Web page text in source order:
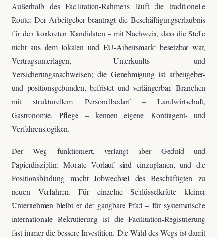
Außerhalb des Facilitation-Rahmens läuft die traditionelle
Route: Der Arbeitgeber beantragt die Beschäftigungserlaubnis
für den konkreten Kandidaten – mit Nachweis, dass die Stelle
nicht aus dem lokalen und EU-Arbeitsmarkt besetzbar war,
Vertragsunterlagen, Unterkunfts- und
Versicherungsnachweisen; die Genehmigung ist arbeitgeber-
und positionsgebunden, befristet und verlängerbar. Branchen
mit strukturellem Personalbedarf – Landwirtschaft,
Gastronomie, Pflege – kennen eigene Kontingent- und
Verfahrenslogiken.
Der Weg funktioniert, verlangt aber Geduld und
Papierdisziplin: Monate Vorlauf sind einzuplanen, und die
Positionsbindung macht Jobwechsel des Beschäftigten zu
neuen Verfahren. Für einzelne Schlüsselkräfte kleiner
Unternehmen bleibt er der gangbare Pfad – für systematische
internationale Rekrutierung ist die Facilitation-Registrierung
fast immer die bessere Investition. Die Wahl des Wegs ist damit